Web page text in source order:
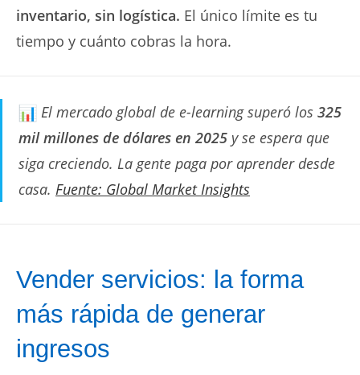
inventario, sin logística. El único límite es tu
tiempo y cuánto cobras la hora.
El mercado global de e-learning superó los 325
mil millones de dólares en 2025 y se espera que
siga creciendo. La gente paga por aprender desde
casa. Fuente: Global Market Insights
Vender servicios: la forma
más rápida de generar
ingresos